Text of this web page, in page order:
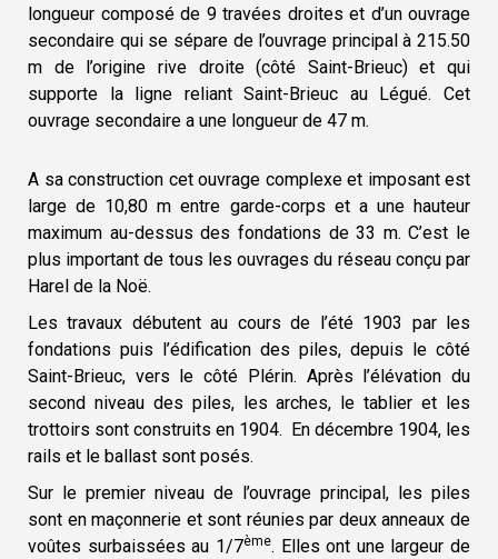
longueur composé de 9 travées droites et d’un ouvrage
secondaire qui se sépare de l’ouvrage principal à 215.50
m de l’origine rive droite (côté Saint-Brieuc) et qui
supporte la ligne reliant Saint-Brieuc au Légué. Cet
ouvrage secondaire a une longueur de 47 m.
A sa construction cet ouvrage complexe et imposant est
large de 10,80 m entre garde-corps et a une hauteur
maximum au-dessus des fondations de 33 m. C’est le
plus important de tous les ouvrages du réseau conçu par
Harel de la Noë.
Les travaux débutent au cours de l’été 1903 par les
fondations puis l’édification des piles, depuis le côté
Saint-Brieuc, vers le côté Plérin. Après l’élévation du
second niveau des piles, les arches, le tablier et les
trottoirs sont construits en 1904. En décembre 1904, les
rails et le ballast sont posés.
Sur le premier niveau de l’ouvrage principal, les piles
sont en maçonnerie et sont réunies par deux anneaux de
voûtes surbaissées au 1/7ème. Elles ont une largeur de